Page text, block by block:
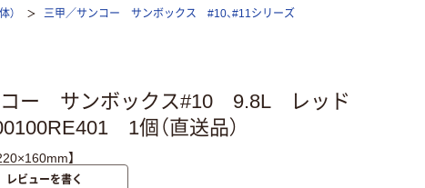
） 三甲／サンコー サンボックス #10、#11シリーズ
コー サンボックス#10 9.8L レッド
1個（直送品）
】
レビューを書く